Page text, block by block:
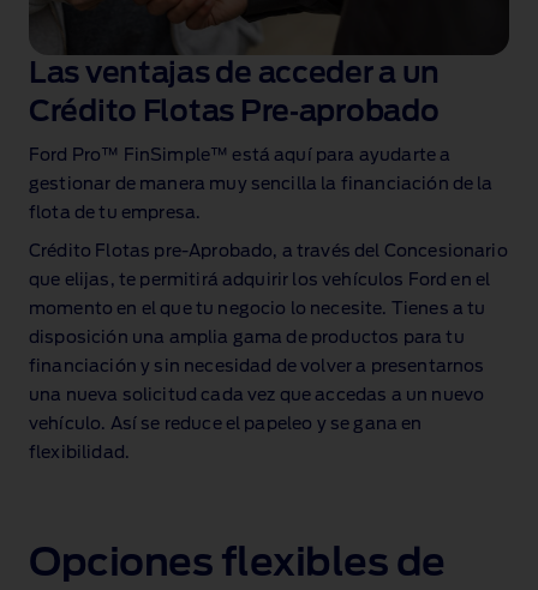
Las ventajas de acceder a un
Crédito Flotas Pre‑aprobado
Ford Pro™ FinSimple™ está aquí para ayudarte a
gestionar de manera muy sencilla la financiación de la
flota de tu empresa.
Crédito Flotas pre‑Aprobado, a través del Concesionario
que elijas, te permitirá adquirir los vehículos Ford en el
momento en el que tu negocio lo necesite. Tienes a tu
disposición una amplia gama de productos para tu
financiación y sin necesidad de volver a presentarnos
una nueva solicitud cada vez que accedas a un nuevo
vehículo. Así se reduce el papeleo y se gana en
flexibilidad.
Opciones flexibles de